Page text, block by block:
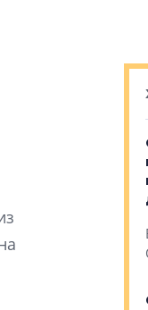
выбрали
творческого
помогает»